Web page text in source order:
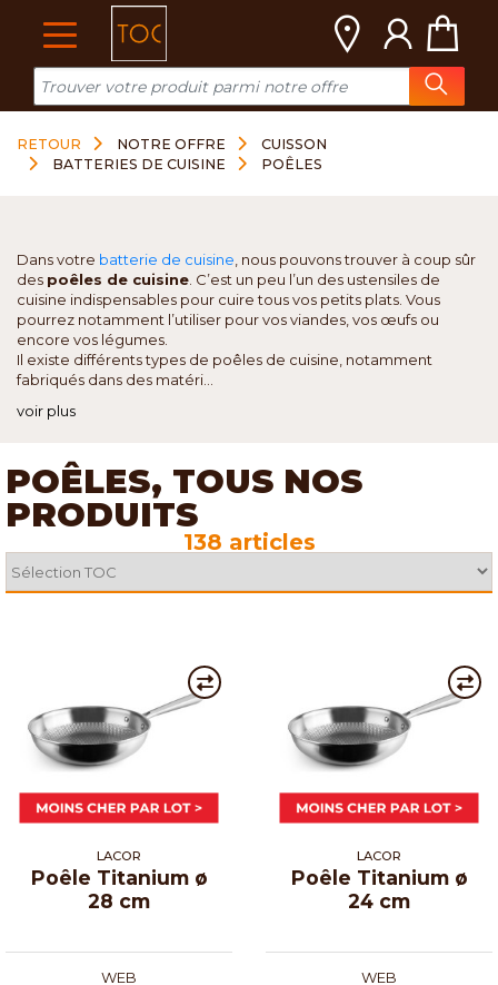
RETOUR NOTRE OFFRE
CUISSON
BATTERIES DE CUISINE
POÊLES
Dans votre batterie de cuisine , nous pouvons trouver à coup sûr
des poêles de cuisine . C’est un peu l’un des ustensiles de
cuisine indispensables pour cuire tous vos petits plats. Vous
pourrez notamment l’utiliser pour vos viandes, vos œufs ou
encore vos légumes.
Il existe différents types de poêles de cuisine, notamment
fabriqués dans des matéri...
voir plus
POÊLES, TOUS NOS
PRODUITS
138 articles
LACOR
Poêle Titanium ø
28 cm
WEB
LACOR
Poêle Titanium ø
24 cm
WEB
Cookies management panel